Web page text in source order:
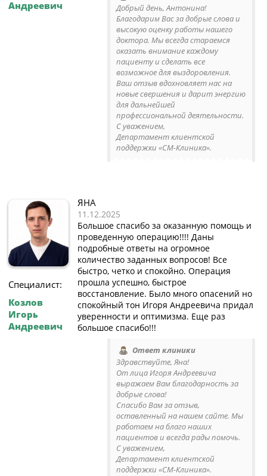
Андреевич
Добрый день, Антонина!
Благодарим Вас за добрые слова и
высокую оценку работы нашего
доктора. Мы всегда стараемся
оказать внимание каждому
пациенту и сделать все
возможное для выздоровления.
Ваш отзыв вдохновляет нас на
новые свершения и дарит энергию
для дальнейшей
профессиональной деятельности.
С уважением,
Департамент клиентской
поддержки «СМ-Клиника».
Специалист:
Козлов
Игорь
Андреевич
ЯНА
11.12.2025
Большое спасибо за оказанную помощь и
проведенную операцию!!!! Даны
подробные ответы на огромное
количество заданных вопросов! Все
быстро, четко и спокойно. Операция
прошла успешно, быстрое
восстановление. Было много опасений но
спокойный тон Игоря Андреевича придал
уверенности и оптимизма. Еще раз
большое спасибо!!!
Ответ клиники
Здравствуйте, Яна!
От лица Игоря Андреевича
выражаем Вам благодарность за
добрые слова!
Спасибо Вам за отзыв,
оставленный на нашем сайте. Мы
работаем на благо наших
пациентов и всегда рады помочь.
С уважением,
Департамент клиентской
поддержки «СМ-Клиника».